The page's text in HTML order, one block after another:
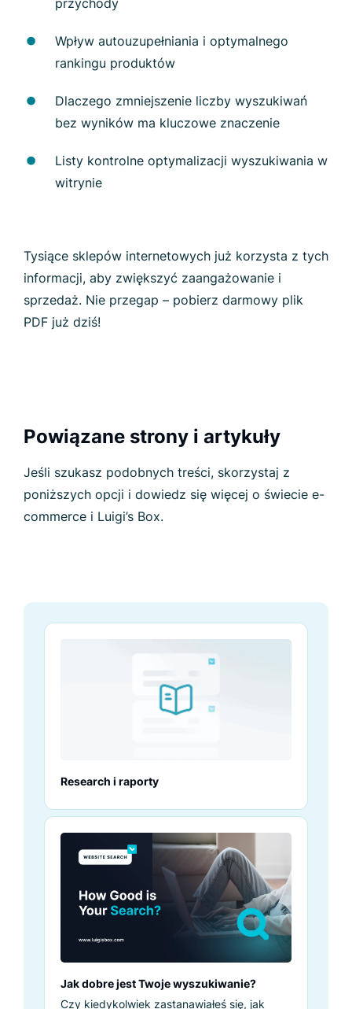
Wpływ autouzupełniania i optymalnego
rankingu produktów
Dlaczego zmniejszenie liczby wyszukiwań
bez wyników ma kluczowe znaczenie
Listy kontrolne optymalizacji wyszukiwania w
witrynie
Tysiące sklepów internetowych już korzysta z tych
informacji, aby zwiększyć zaangażowanie i
sprzedaż. Nie przegap – pobierz darmowy plik
PDF już dziś!
Powiązane strony i artykuły
Jeśli szukasz podobnych treści, skorzystaj z
poniższych opcji i dowiedz się więcej o świecie e-
commerce i Luigi’s Box.
Research i raporty
Jak dobre jest Twoje wyszukiwanie?
Czy kiedykolwiek zastanawiałeś się, jak